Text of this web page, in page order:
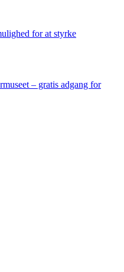
for at styrke
– gratis adgang for